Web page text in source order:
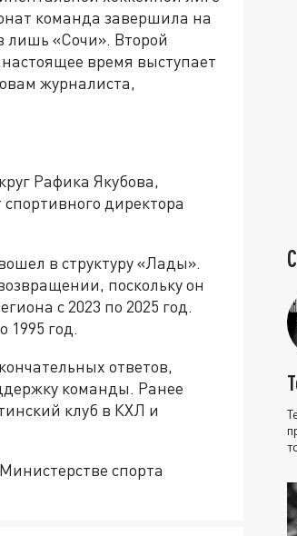
команда завершила на
лишь «Сочи». Второй
время выступает
журналиста,
Рафика Якубова,
директора
в структуру «Лады».
поскольку он
с 2023 по 2025 год.
1995 год.
ответов,
команды. Ранее
клуб в КХЛ и
спорта